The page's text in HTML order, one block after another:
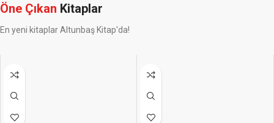
Öne Çıkan Kitaplar
En yeni kitaplar Altunbaş Kitap'da!